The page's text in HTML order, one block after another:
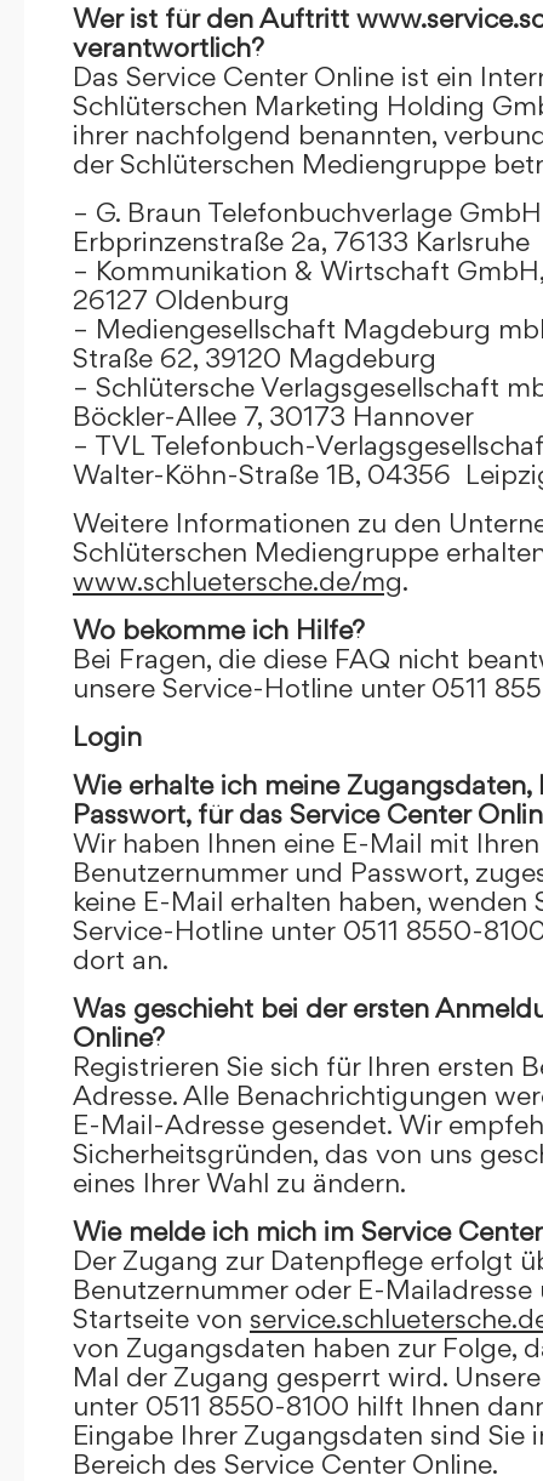
Wer ist für den Auftritt
verantwortlich?
Das Service Center Online ist ein
Schlüterschen Marketing Holding
ihrer nachfolgend benannten,
der Schlüterschen Mediengruppe
– G. Braun Telefonbuchverlage GmbH
Erbprinzenstraße 2a, 76133 Karlsruhe
– Kommunikation & Wirtschaft
26127 Oldenburg
– Mediengesellschaft Magdeburg
Straße 62, 39120 Magdeburg
– Schlütersche Verlagsgesellschaft
Böckler-Allee 7, 30173 Hannover
– TVL Telefonbuch-
Walter-Köhn-Straße 1B, 04356
Weitere Informationen zu den
Schlüterschen Mediengruppe
www.schluetersche.de/mg.
Wo bekomme ich Hilfe?
Bei Fragen, die diese FAQ nicht
unsere Service-Hotline unter 0511
Login
Wie erhalte ich meine
Passwort, für das Service Center
Wir haben Ihnen eine E-Mail mit
Benutzernummer und Passwort,
keine E-Mail erhalten haben, wenden
Service-Hotline unter 0511 8550-
dort an.
Was geschieht bei der ersten
Online?
Registrieren Sie sich für Ihren ersten
Adresse. Alle Benachrichtigungen
E-Mail-Adresse gesendet. Wir
Sicherheitsgründen, das von uns
eines Ihrer Wahl zu ändern.
Wie melde ich mich im Service
Der Zugang zur Datenpflege erfolgt
Benutzernummer oder E-
Startseite von
von Zugangsdaten haben zur Folge,
Mal der Zugang gesperrt wird.
unter 0511 8550-8100 hilft Ihnen
Eingabe Ihrer Zugangsdaten sind Sie
Bereich des Service Center Online.